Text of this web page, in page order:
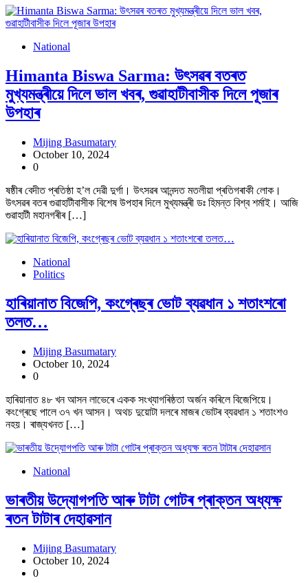
National
Himanta Biswa Sarma: উৎসৱৰ বতৰত
মুখ্যমন্ত্ৰীয়ে দিলে ভাল খবৰ, গুৱাহাটীবাসীক দিলে পূজাৰ
উপহাৰ
Mijing Basumatary
October 10, 2024
0
ষষ্ঠীৰ বেদীত প্ৰতিষ্ঠা হ’ল দেৱী দুৰ্গা। উৎসৱৰ আনন্দত মতলীয়া প্ৰতিগৰাকী লোক।
উৎসৱৰ বতৰ গুৱাহাটীবাসীক বিশেষ উপহাৰ দিলে মুখ্যমন্ত্ৰী ডঃ হিমন্ত বিশ্ব শৰ্মাই। আজি
গুৱাহাটী মহানগৰীৰ […]
National
Politics
হাৰিয়ানাত বিজেপি, কংগ্ৰেছৰ ভোট ব্যৱধান ১ শতাংশৰো
তলত…
Mijing Basumatary
October 10, 2024
0
হাৰিয়ানাত ৪৮ খন আসন লাভেৰে একক সংখ্যাগৰিষ্ঠতা অৰ্জন কৰিলে বিজেপিয়ে।
কংগ্ৰেছে পালে ৩৭ খন আসন। অথচ দুয়োটা দলৰে মাজৰ ভোটৰ ব্যৱধান ১ শতাংশও
নহয়। ৰাজ্যখনত […]
National
ভাৰতীয় উদ্যোগপতি আৰু টাটা গোটৰ প্ৰাক্তন অধ্যক্ষ
ৰতন টাটাৰ দেহাৱসান
Mijing Basumatary
October 10, 2024
0